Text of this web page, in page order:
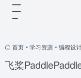
首页 • 学习资源 • 编程设
飞桨